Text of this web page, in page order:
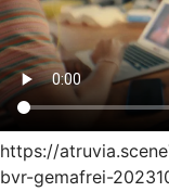
https://
bvr-gemafrei-